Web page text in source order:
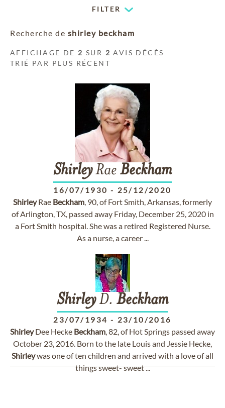
FILTER
Recherche de shirley beckham
AFFICHAGE DE 2 SUR 2 AVIS DÉCÈS
TRIÉ PAR PLUS RÉCENT
ShirleyRae Beckham
16/07/1930 - 25/12/2020
ShirleyRae Beckham, 90, of Fort Smith, Arkansas, formerly
of Arlington, TX, passed away Friday, December 25, 2020 in
a Fort Smith hospital. She was a retired Registered Nurse.
As a nurse, a career ...
ShirleyD. Beckham
23/07/1934 - 23/10/2016
ShirleyDee Hecke Beckham, 82, of Hot Springs passed away
October 23, 2016. Born to the late Louis and Jessie Hecke,
Shirleywas one of ten children and arrived with a love of all
things sweet- sweet ...